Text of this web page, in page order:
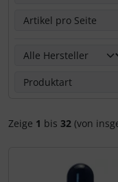
Hier kannst Du
Zeige 1 bis32 (von